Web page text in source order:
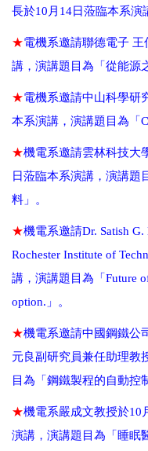
長於10 月 14日蒞臨本系演
★電機系邀請聯德電子
講，演講題目為「從能源
★電機系邀請中山科學研
本系演講，演講題目為「
★機電系邀請雲林科技大
日蒞臨本系演講，演講題
料」。
★機電系邀請Dr. Satish G.
Rochester Institute of
講，演講題目為 「Future
option.」
。
★機電系邀請中國鋼鐵公
元良副研究員兼任助理教
目為「鋼鐵製程的自動控
★機電系嚴成文教授於10
演講，演講題目為「睡眠